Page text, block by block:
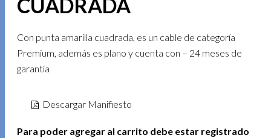
CUADRADA
Con punta amarilla cuadrada, es un cable de categoría
Premium, además es plano y cuenta con – 24 meses de
garantía
Descargar Manifiesto
Para poder agregar al carrito debe estar registrado